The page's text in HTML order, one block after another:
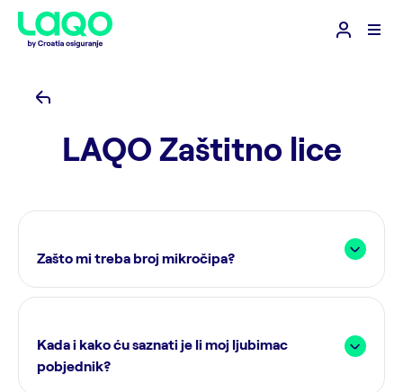
LAQO Zaštitno lice
Zašto mi treba broj mikročipa?
Kada i kako ću saznati je li moj ljubimac
pobjednik?